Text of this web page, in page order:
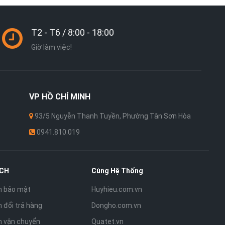
T2 - T6 / 8:00 - 18:00
Giờ làm việc!
VP HỒ CHÍ MINH
93/5 Nguyễn Thanh Tuyền, Phường Tân Sơn Hòa
0941.810.019
bảo mật
đổi trả hàng
vận chuyển
Cùng Hệ Thống
Huyhieu.com.vn
Dongho.com.vn
Quatet.vn